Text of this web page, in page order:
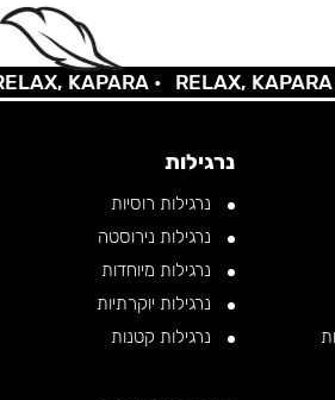
KAPARA • RELAX, KAPARA •
נרגילות
נרגילות רוסיות
נרגילות נירוסטה
נרגילות מיוחדות
נרגילות יוקרתיות
נרגילות קטנות